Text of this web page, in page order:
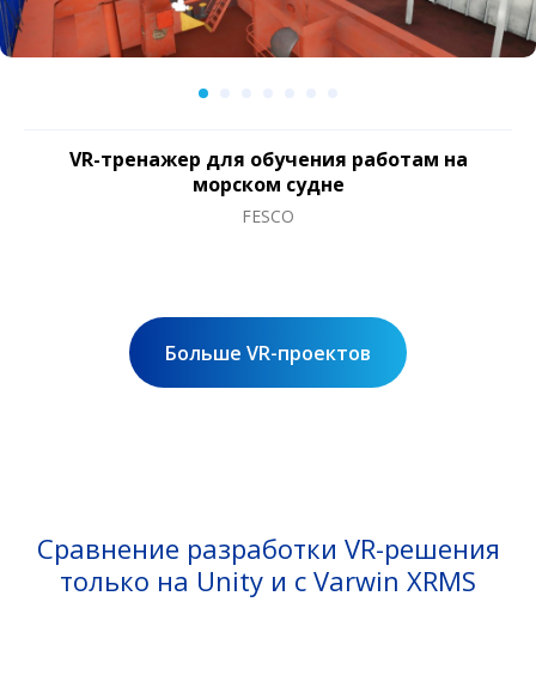
VR-решение для маркетологов и
мерчандайзеров
Магнит
Больше VR-проектов
Сравнение разработки VR-решения
только на Unity и с Varwin XRMS